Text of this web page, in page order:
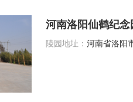
河南洛阳仙鹤纪念
陵园地址： 河南省洛阳